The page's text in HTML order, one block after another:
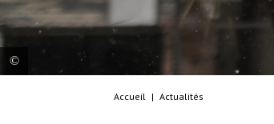
Un drapeau de MSF flotte devant notre clinique
Accueil | Actualités